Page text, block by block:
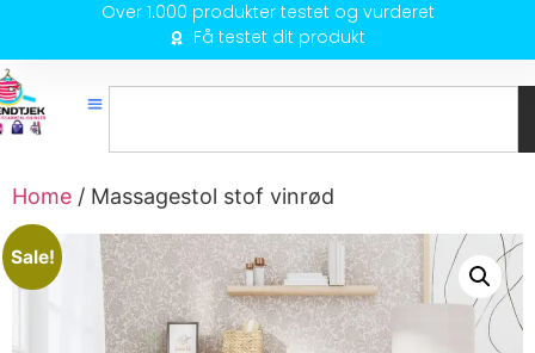
Over 1.000 produkter testet og vurderet
Få testet dit produkt
Home / Massagestol stof vinrød
Sale!